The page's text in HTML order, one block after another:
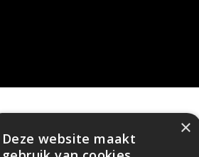
×
Deze website maakt